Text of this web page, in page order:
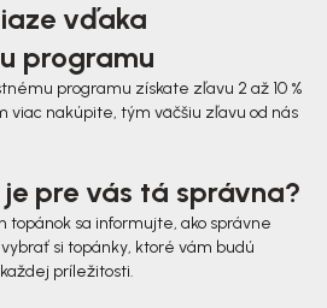
vďaka
programu
programu získate zľavu 2 až 10 %
viac nakúpite, tým väčšiu zľavu od nás
pre vás tá správna?
topánok sa informujte, ako správne
si topánky, ktoré vám budú
príležitosti.